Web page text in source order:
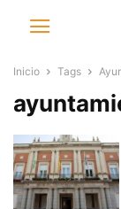
Inicio Tags